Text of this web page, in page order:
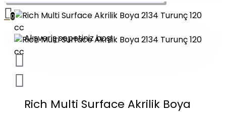
0
Alışveriş sepetiniz boş!
Rich Multi Surface Akrilik Boya